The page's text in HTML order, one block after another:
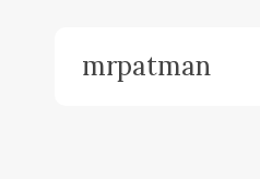
mrpatman